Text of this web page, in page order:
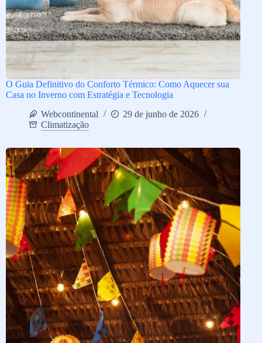
O Guia Definitivo do Conforto Térmico: Como Aquecer sua
Casa no Inverno com Estratégia e Tecnologia
Webcontinental
29 de junho de 2026
Climatização